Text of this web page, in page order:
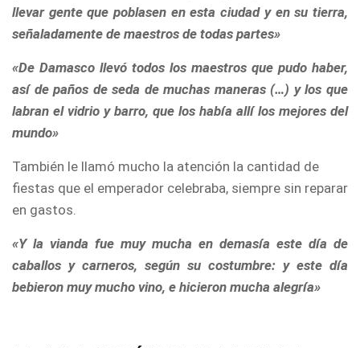
llevar gente que poblasen en esta ciudad y en su tierra,
señaladamente de maestros de todas partes»
«De Damasco llevó todos los maestros que pudo haber,
así de paños de seda de muchas maneras (…) y los que
labran el vidrio y barro, que los había allí los mejores del
mundo»
También le llamó mucho la atención la cantidad de
fiestas que el emperador celebraba, siempre sin reparar
en gastos.
«Y la vianda fue muy mucha en demasía este día de
caballos y carneros, según su costumbre: y este día
bebieron muy mucho vino, e hicieron mucha alegría»